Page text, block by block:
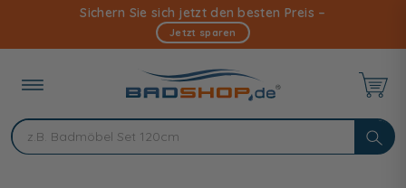
Inhalt
Sichern Sie sich jetzt den besten Preis –
Jetzt sparen